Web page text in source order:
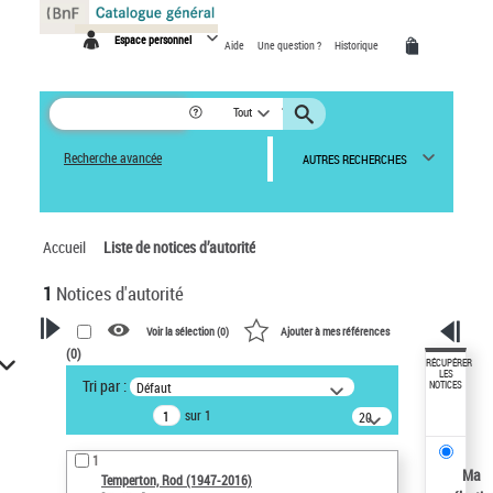
Espace personnel Aide Une question ? Historique
Tout
Recherche avancée AUTRES RECHERCHES
Accueil Liste de notices d’autorité
1 Notices d'autorité
VOTRE RECHERCHE
Recherche avancée dans les
notices d’autorité
Œuvres liées à l'auteur :
Temperton, Rod (1947-2016)
Voir la sélection (0) Ajouter à mes références
(0)
Tri par : Défaut
sur 1
20
résultats/page
1
Temperton, Rod (1947-2016)
RÉCUPÉRER
LES
NOTICES
Ma